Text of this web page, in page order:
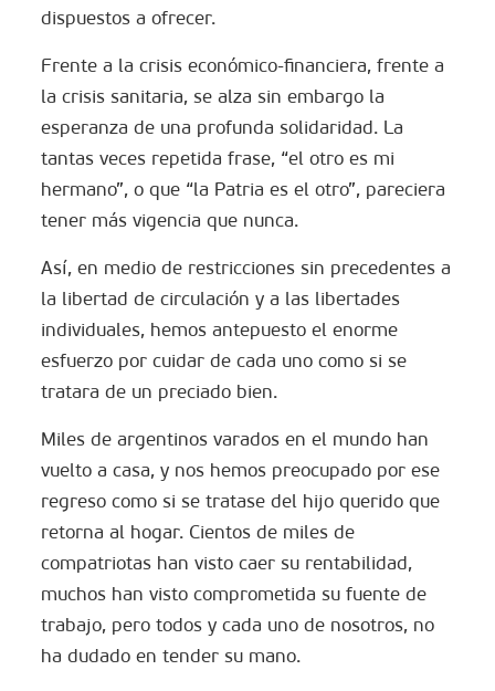
dispuestos a ofrecer.
Frente a la crisis económico-financiera, frente a
la crisis sanitaria, se alza sin embargo la
esperanza de una profunda solidaridad. La
tantas veces repetida frase, “el otro es mi
hermano”, o que “la Patria es el otro”, pareciera
tener más vigencia que nunca.
Así, en medio de restricciones sin precedentes a
la libertad de circulación y a las libertades
individuales, hemos antepuesto el enorme
esfuerzo por cuidar de cada uno como si se
tratara de un preciado bien.
Miles de argentinos varados en el mundo han
vuelto a casa, y nos hemos preocupado por ese
regreso como si se tratase del hijo querido que
retorna al hogar. Cientos de miles de
compatriotas han visto caer su rentabilidad,
muchos han visto comprometida su fuente de
trabajo, pero todos y cada uno de nosotros, no
ha dudado en tender su mano.